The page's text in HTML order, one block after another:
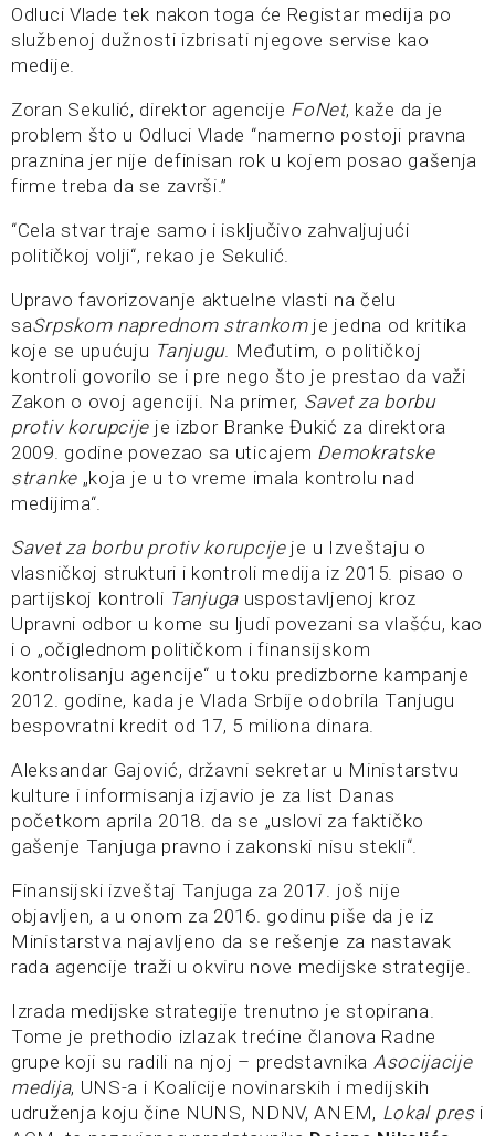
Odluci Vlade tek nakon toga će Registar medija po
službenoj dužnosti izbrisati njegove servise kao
medije.
Zoran Sekulić, direktor agencije FoNet, kaže da je
problem što u Odluci Vlade “namerno postoji pravna
praznina jer nije definisan rok u kojem posao gašenja
firme treba da se završi.”
“Cela stvar traje samo i isključivo zahvaljujući
političkoj volji“, rekao je Sekulić.
Upravo favorizovanje aktuelne vlasti na čelu
saSrpskom naprednom strankomje jedna od kritika
koje se upućuju Tanjugu. Međutim, o političkoj
kontroli govorilo se i pre nego što je prestao da važi
Zakon o ovoj agenciji. Na primer, Savet za borbu
protiv korupcije je izbor Branke Đukić za direktora
2009. godine povezao sa uticajem Demokratske
stranke „koja je u to vreme imala kontrolu nad
medijima“.
Savet za borbu protiv korupcijeje u Izveštaju o
vlasničkoj strukturi i kontroli medija iz 2015. pisao o
partijskoj kontroli Tanjuga uspostavljenoj kroz
Upravni odbor u kome su ljudi povezani sa vlašću, kao
i o „očiglednom političkom i finansijskom
kontrolisanju agencije“ u toku predizborne kampanje
2012. godine, kada je Vlada Srbije odobrila Tanjugu
bespovratni kredit od 17, 5 miliona dinara.
Aleksandar Gajović, državni sekretar u Ministarstvu
kulture i informisanja izjavio je za list Danas
početkom aprila 2018. da se „uslovi za faktičko
gašenje Tanjuga pravno i zakonski nisu stekli“.
Finansijski izveštaj Tanjuga za 2017. još nije
objavljen, a u onom za 2016. godinu piše da je iz
Ministarstva najavljeno da se rešenje za nastavak
rada agencije traži u okviru nove medijske strategije.
Izrada medijske strategije trenutno je stopirana.
Tome je prethodio izlazak trećine članova Radne
grupe koji su radili na njoj – predstavnika Asocijacije
medija, UNS-a i Koalicije novinarskih i medijskih
udruženja koju čine NUNS, NDNV, ANEM, Lokal presi